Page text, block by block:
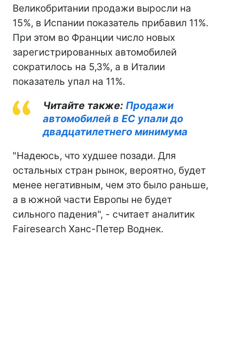
Великобритании продажи выросли на
15%, в Испании показатель прибавил 11%.
При этом во Франции число новых
зарегистрированных автомобилей
сократилось на 5,3%, а в Италии
показатель упал на 11%.
Читайте также: Продажи
автомобилей в ЕС упали до
двадцатилетнего минимума
"Надеюсь, что худшее позади. Для
остальных стран рынок, вероятно, будет
менее негативным, чем это было раньше,
а в южной части Европы не будет
сильного падения", - считает аналитик
Fairesearch Ханс-Петер Воднек.